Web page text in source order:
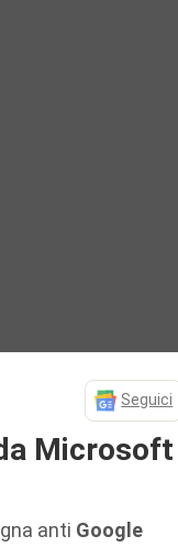
Seguici
Microsoft
anti Google